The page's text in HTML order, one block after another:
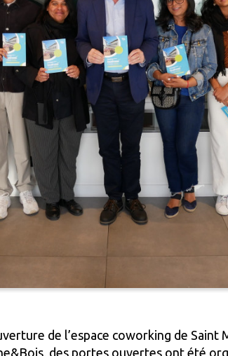
de l’espace coworking de Saint
des portes ouvertes ont été